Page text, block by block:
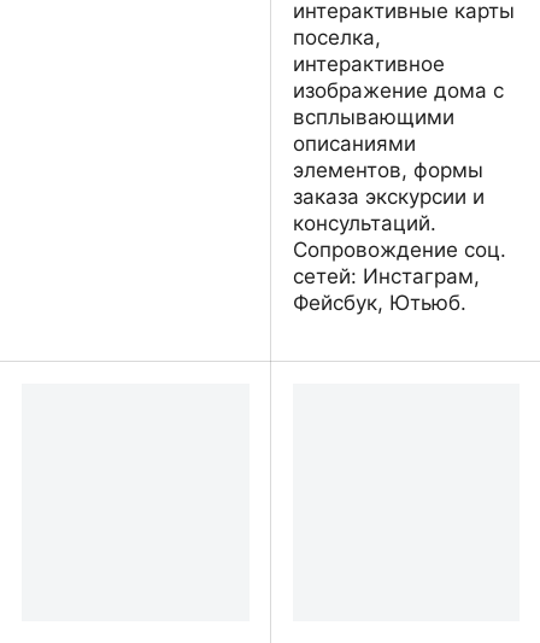
интерактивные карты
поселка,
интерактивное
изображение дома с
всплывающими
описаниями
элементов, формы
заказа экскурсии и
консультаций.
Сопровождение соц.
сетей: Инстаграм,
Фейсбук, Ютьюб.